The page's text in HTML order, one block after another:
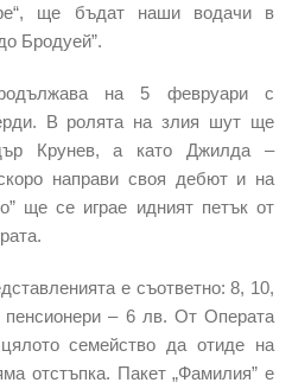
ще бъдат наши водачи в
Бродуей”.
на 5 февруари с
В ролята на злия шут ще
Крунев, а като Джилда –
направи своя дебют и на
ще се играе идният петък от
е съответно: 8, 10,
– 6 лв. От Операта
семейство да отиде на
отстъпка. Пакет „Фамилия” е